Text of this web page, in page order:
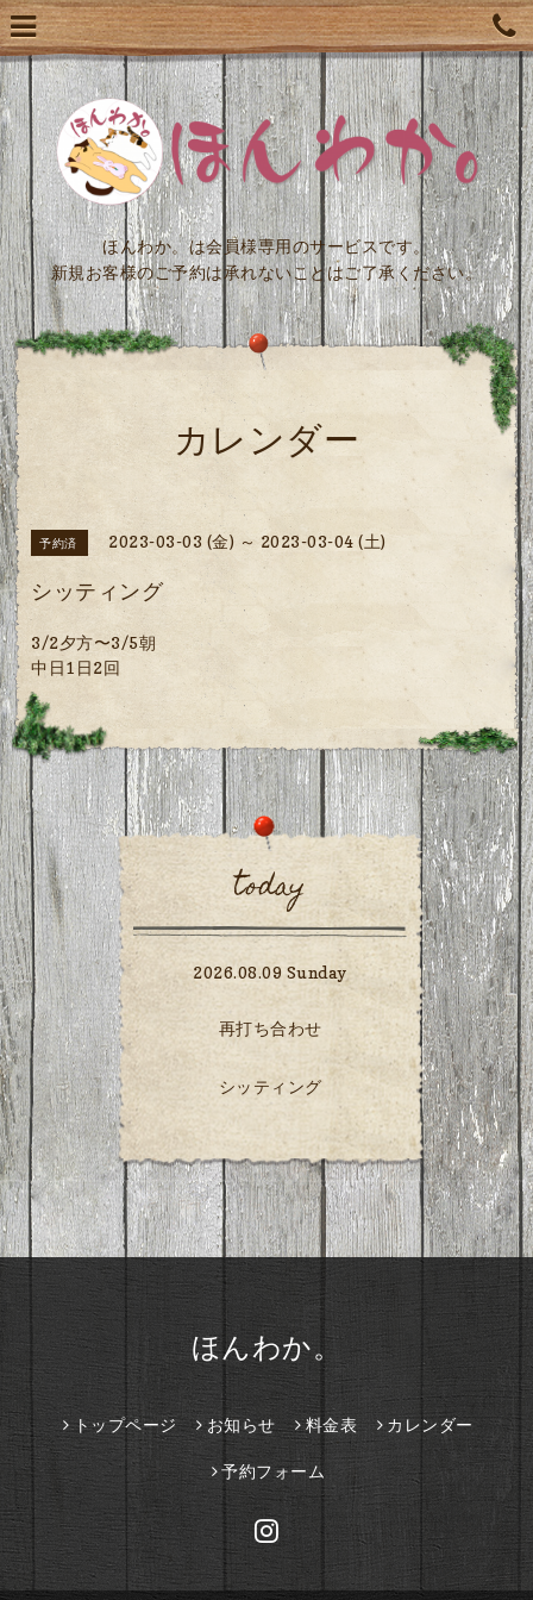
ほんわか。は会員様専用のサービスです。
新規お客様のご予約は承れないことはご了承ください。
カレンダー
予約済 2023-03-03 (金) ～ 2023-03-04 (土)
シッティング
3/2夕方〜3/5朝
中日1日2回
today
2026.08.09 Sunday
再打ち合わせ
シッティング
ほんわか。
トップページ お知らせ 料金表 カレンダー
予約フォーム